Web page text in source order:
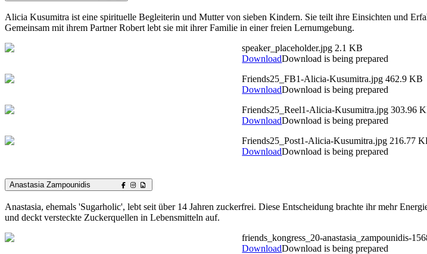
Alicia Kusumitra ist eine spirituelle Begleiterin und Mutter von sieben Kindern. Sie teilt ihre Einsichten und
Gemeinsam mit ihrem Partner Robert lebt sie mit ihrer Familie in einer freien Lernumgebung.
speaker_placeholder.jpg 2.1 KB
DownloadDownload is being prepared
Friends25_FB1-Alicia-Kusumitra.jpg462.9 KB
DownloadDownload is being prepared
Friends25_Reel1-Alicia-Kusumitra.jpg303.96
DownloadDownload is being prepared
Friends25_Post1-Alicia-Kusumitra.jpg 216.77
DownloadDownload is being prepared
Anastasia Zampounidis
Anastasia, ehemals 'Sugarholic', lebt seit über 14 Jahren zuckerfrei. Diese Entscheidung brachte ihr mehr
und deckt versteckte Zuckerquellen in Lebensmitteln auf.
friends_kongress_20-anastasia_zampounidis-
DownloadDownload is being prepared